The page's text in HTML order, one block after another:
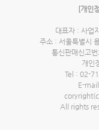
[개인
대표자 : 사
주소 : 서울특별시
통신판매신고
개인
Tel : 02-
E-
All rights